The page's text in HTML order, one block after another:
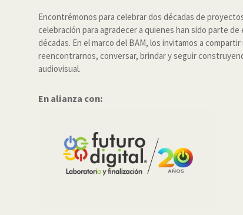
Encontrémonos para celebrar dos décadas de
celebración para agradecer a quienes han sido parte
décadas. En el marco del BAM, los invitamos a
reencontrarnos, conversar, brindar y seguir
audiovisual.
En alianza con: